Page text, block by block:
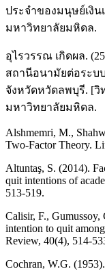
ประจำของมนุษย์เงิ
มหาวิทยาลัยมหิดล.
อุไรวรรณ เกิดผล.
สถานีอนามัยต่อระบ
จังหวัดหวัดลพบุรี. [
มหาวิทยาลัยมหิดล.
Alshmemri, M.,
Two-Factor Theory.
Altuntaş, S. (2014).
quit intentions of
513-519.
Calisir, F.,
intention to quit
Review, 40(4), 514-
Cochran, W.G.